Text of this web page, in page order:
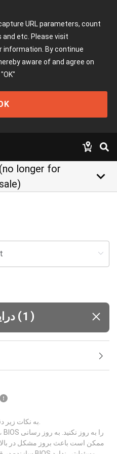
URL parameters, count
etc. Please visit
information. By continue
aware of and agree on
"OK"
(no longer for
sale)
keyboard_arrow_down
(1 )